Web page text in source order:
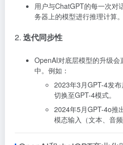
用户与ChatGPT的每一次对
务器上的模型进行推理计算。
2. 迭代同步性
OpenAI对底层模型的升级
中。例如：
2023年3月GPT-4发
切换至GPT-4模式。
2024年5月GPT-4o推
模态输入（文本、音频